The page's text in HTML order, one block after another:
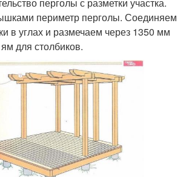
периметр перголы. Соединяем
в углах и размечаем через 1350 мм
для столбиков.